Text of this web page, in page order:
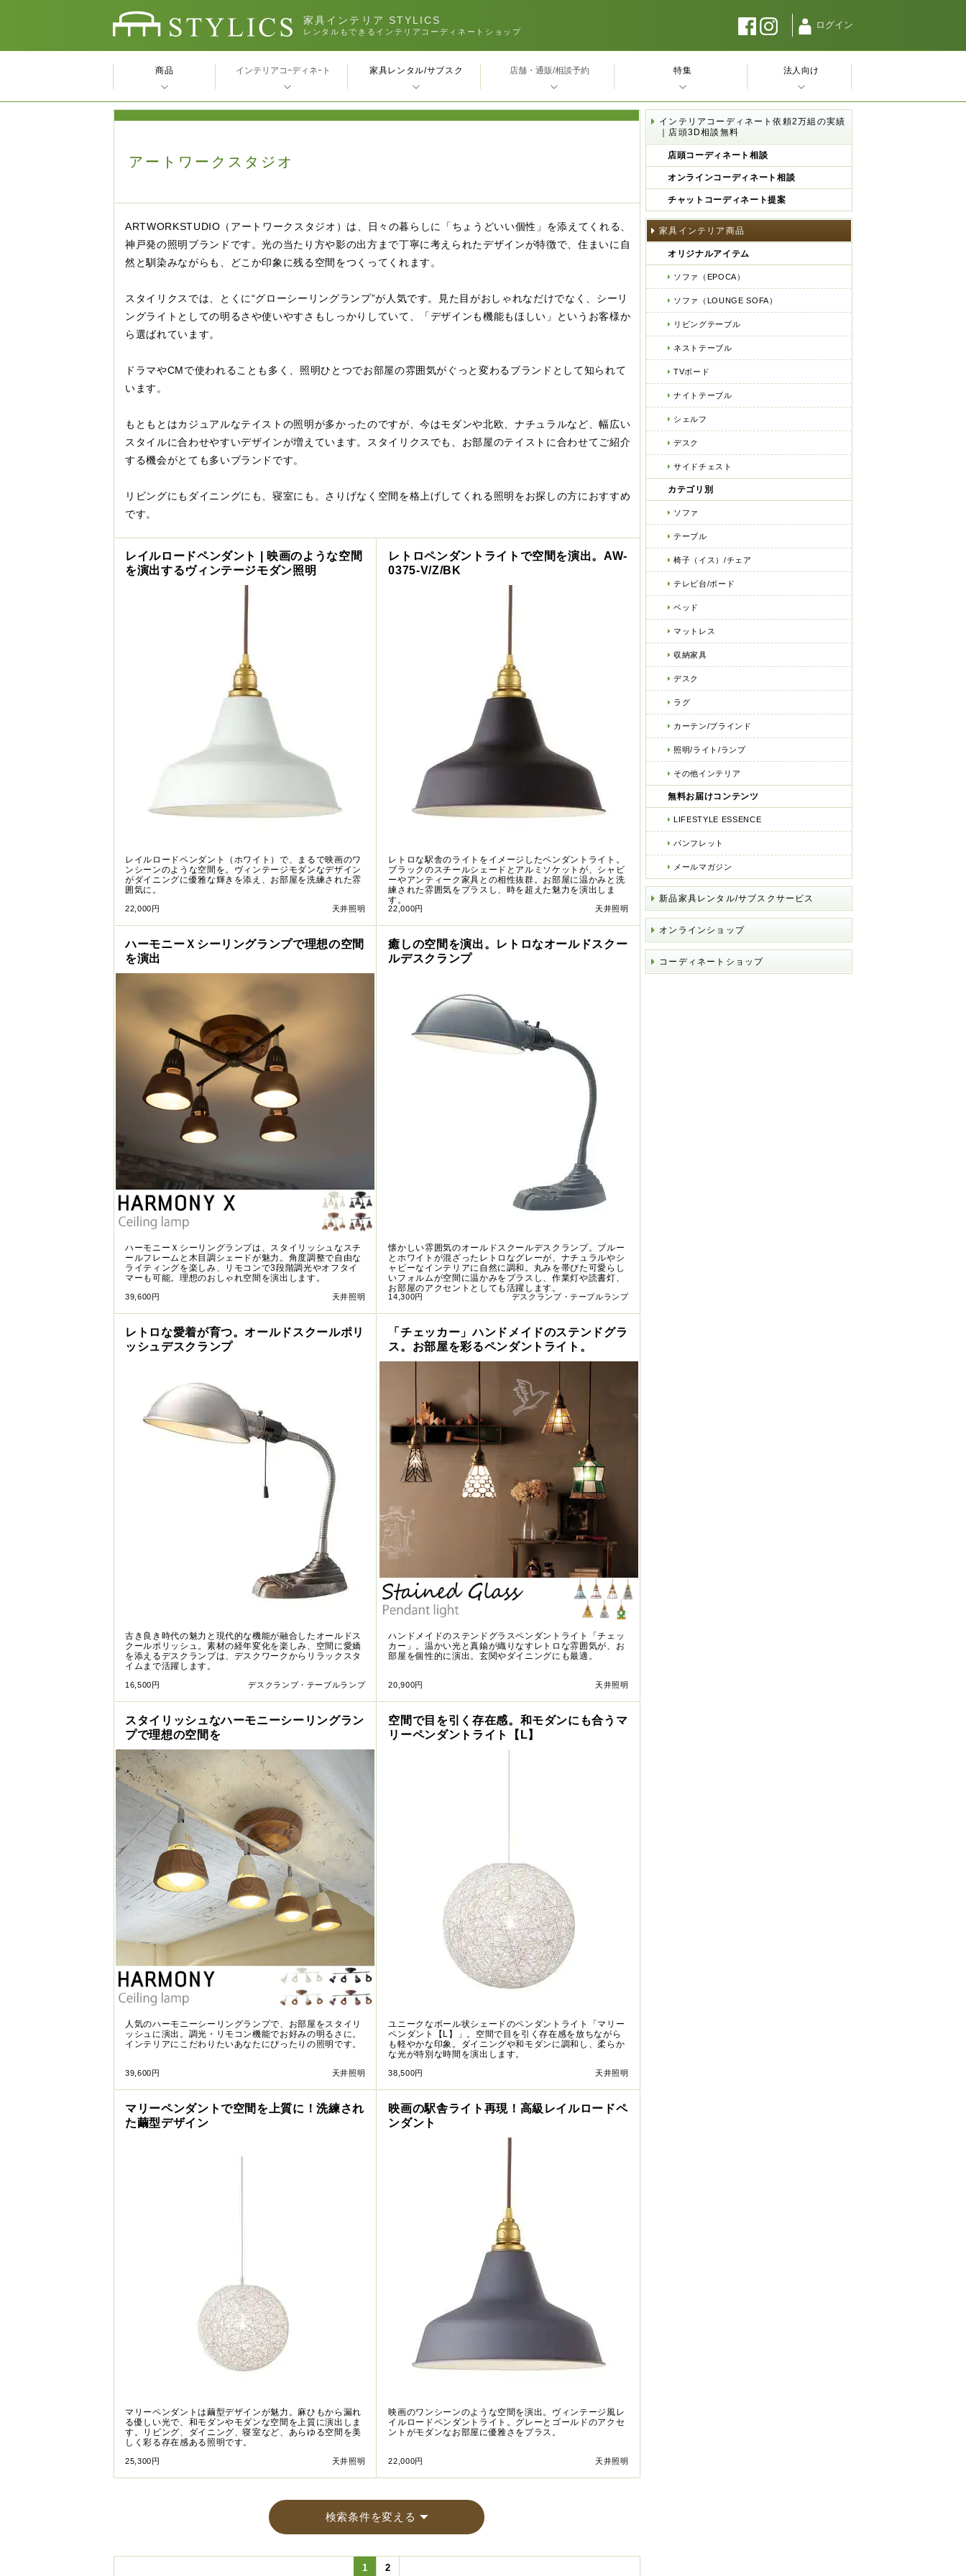
家具インテリア STYLICS
レンタルもできるインテリアコーディネートショップ
ログイン
アートワークスタジオ
ARTWORKSTUDIO（アートワークスタジオ）は、日々の暮らしに「ちょうどいい個性」を添えてくれる、
神戸発の照明ブランドです。光の当たり方や影の出方まで丁寧に考えられたデザインが特徴で、住まいに自
然と馴染みながらも、どこか印象に残る空間をつくってくれます。
スタイリクスでは、とくに“グローシーリングランプ”が人気です。見た目がおしゃれなだけでなく、シーリ
ングライトとしての明るさや使いやすさもしっかりしていて、「デザインも機能もほしい」というお客様か
ら選ばれています。
ドラマやCMで使われることも多く、照明ひとつでお部屋の雰囲気がぐっと変わるブランドとして知られて
います。
もともとはカジュアルなテイストの照明が多かったのですが、今はモダンや北欧、ナチュラルなど、幅広い
スタイルに合わせやすいデザインが増えています。スタイリクスでも、お部屋のテイストに合わせてご紹介
する機会がとても多いブランドです。
リビングにもダイニングにも、寝室にも。さりげなく空間を格上げしてくれる照明をお探しの方におすすめ
です。
レイルロードペンダント | 映画のような空間
を演出するヴィンテージモダン照明
レイルロードペンダント（ホワイト）で、まるで映画のワ
ンシーンのような空間を。ヴィンテージモダンなデザイン
がダイニングに優雅な輝きを添え、お部屋を洗練された雰
囲気に。
22,000円 天井照明
レトロペンダントライトで空間を演出。AW-
0375-V/Z/BK
レトロな駅舎のライトをイメージしたペンダントライト。
ブラックのスチールシェードとアルミソケットが、シャビ
ーやアンティーク家具との相性抜群。お部屋に温かみと洗
練された雰囲気をプラスし、時を超えた魅力を演出しま
す。
22,000円 天井照明
ハーモニーＸシーリングランプで理想の空間
を演出
ハーモニーＸシーリングランプは、スタイリッシュなスチ
ールフレームと木目調シェードが魅力。角度調整で自由な
ライティングを楽しみ、リモコンで3段階調光やオフタイ
マーも可能。理想のおしゃれ空間を演出します。
39,600円 天井照明
癒しの空間を演出。レトロなオールドスクー
ルデスクランプ
懐かしい雰囲気のオールドスクールデスクランプ。ブルー
とホワイトが混ざったレトロなグレーが、ナチュラルやシ
ャビーなインテリアに自然に調和。丸みを帯びた可愛らし
いフォルムが空間に温かみをプラスし、作業灯や読書灯、
お部屋のアクセントとしても活躍します。
14,300円 デスクランプ・テーブルランプ
レトロな愛着が育つ。オールドスクールポリ
ッシュデスクランプ
古き良き時代の魅力と現代的な機能が融合したオールドス
クールポリッシュ。素材の経年変化を楽しみ、空間に愛嬌
を添えるデスクランプは、デスクワークからリラックスタ
イムまで活躍します。
16,500円 デスクランプ・テーブルランプ
「チェッカー」ハンドメイドのステンドグラ
ス。お部屋を彩るペンダントライト。
ハンドメイドのステンドグラスペンダントライト「チェッ
カー」。温かい光と真鍮が織りなすレトロな雰囲気が、お
部屋を個性的に演出。玄関やダイニングにも最適。
20,900円 天井照明
スタイリッシュなハーモニーシーリングラン
プで理想の空間を
人気のハーモニーシーリングランプで、お部屋をスタイリ
ッシュに演出。調光・リモコン機能でお好みの明るさに。
インテリアにこだわりたいあなたにぴったりの照明です。
39,600円 天井照明
空間で目を引く存在感。和モダンにも合うマ
リーペンダントライト【L】
ユニークなボール状シェードのペンダントライト「マリー
ペンダント【L】」。空間で目を引く存在感を放ちながら
も軽やかな印象。ダイニングや和モダンに調和し、柔らか
な光が特別な時間を演出します。
38,500円 天井照明
マリーペンダントで空間を上質に！洗練され
た繭型デザイン
マリーペンダントは繭型デザインが魅力。麻ひもから漏れ
る優しい光で、和モダンやモダンな空間を上質に演出しま
す。リビング、ダイニング、寝室など、あらゆる空間を美
しく彩る存在感ある照明です。
25,300円 天井照明
映画の駅舎ライト再現！高級レイルロードペ
ンダント
映画のワンシーンのような空間を演出。ヴィンテージ風レ
イルロードペンダントライト。グレーとゴールドのアクセ
ントがモダンなお部屋に優雅さをプラス。
22,000円 天井照明
検索条件を変える
1 2
インテリアコーディネート依頼2万組の実績
｜店頭3D相談無料
店頭コーディネート相談
オンラインコーディネート相談
チャットコーディネート提案
家具インテリア商品
オリジナルアイテム
ソファ（EPOCA）
ソファ（LOUNGE SOFA）
リビングテーブル
ネストテーブル
TVボード
ナイトテーブル
シェルフ
デスク
サイドチェスト
カテゴリ別
ソファ
テーブル
椅子（イス）/チェア
テレビ台/ボード
ベッド
マットレス
収納家具
デスク
ラグ
カーテン/ブラインド
照明/ライト/ランプ
その他インテリア
無料お届けコンテンツ
LIFESTYLE ESSENCE
パンフレット
メールマガジン
新品家具レンタル/サブスクサービス
オンラインショップ
コーディネートショップ
商品 インテリアコｰディネｰト 家具レンタル/サブスク 店舗・通販/相談予約 特集 法人向け